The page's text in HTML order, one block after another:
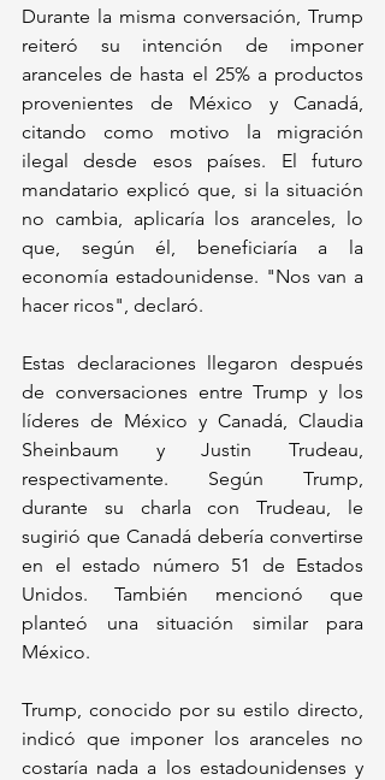
Durante la misma conversación, Trump
reiteró su intención de imponer
aranceles de hasta el 25% a productos
provenientes de México y Canadá,
citando como motivo la migración
ilegal desde esos países. El futuro
mandatario explicó que, si la situación
no cambia, aplicaría los aranceles, lo
que, según él, beneficiaría a la
economía estadounidense. "Nos van a
hacer ricos", declaró.
Estas declaraciones llegaron después
de conversaciones entre Trump y los
líderes de México y Canadá, Claudia
Sheinbaum y Justin Trudeau,
respectivamente. Según Trump,
durante su charla con Trudeau, le
sugirió que Canadá debería convertirse
en el estado número 51 de Estados
Unidos. También mencionó que
planteó una situación similar para
México.
Trump, conocido por su estilo directo,
indicó que imponer los aranceles no
costaría nada a los estadounidenses y